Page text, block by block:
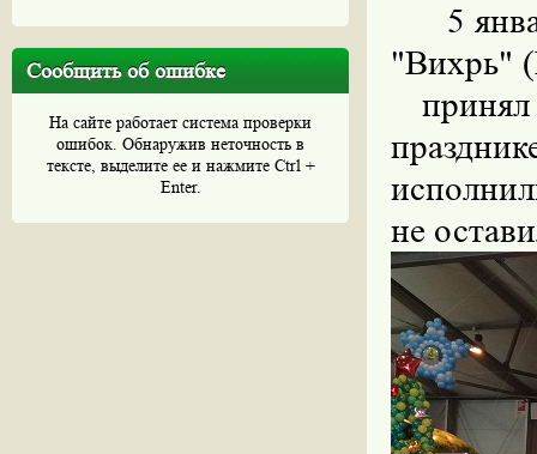
Сообщить об ошибке
На сайте работает система проверки
ошибок. Обнаружив неточность в
тексте, выделите ее и нажмите Ctrl +
Enter.
5
"Вихрь"
не